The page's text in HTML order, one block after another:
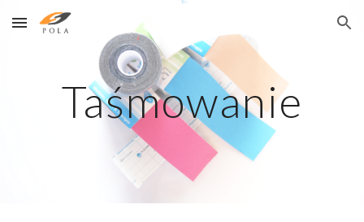
Skip to main content Skip to navigation
Taśmowanie